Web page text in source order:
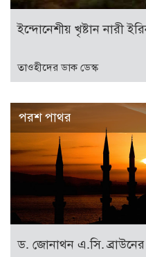
ইন্দোনেশীয় খৃষ্টান নারী
তাওহীদের ডাক ডেস্ক
পরশ পাথর
ড. জোনাথন এ.সি.